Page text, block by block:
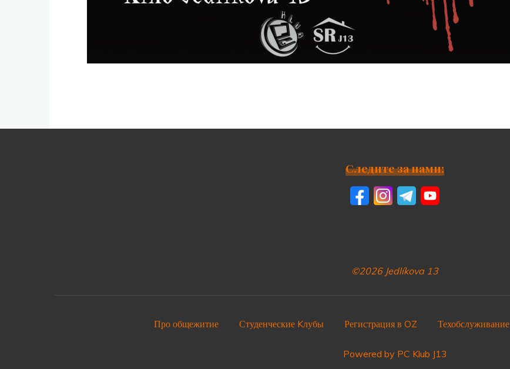
Следите за нами:
©2026 Jedlíkova 13
Про общежитие Студенческие Kлубы Регистрация в OZ Техобслуживание
Powered by PC Klub J13